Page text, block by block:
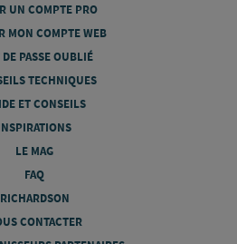
UN COMPTE PRO
MON COMPTE WEB
PASSE OUBLIÉ
TECHNIQUES
ET CONSEILS
LE MAG
FAQ
RICHARDSON
CONTACTER